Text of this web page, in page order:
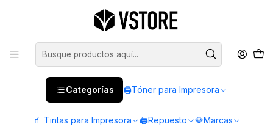
Categorías 🖨️Tóner para Impresora
🧃 Tintas para Impresora 🖨️Repuesto 💎Marcas